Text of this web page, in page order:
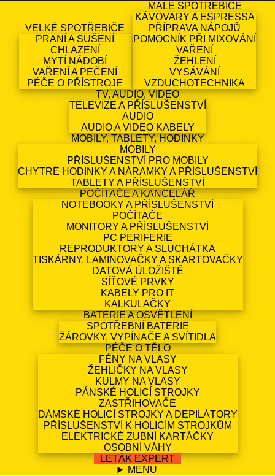
VELKÉ SPOTŘEBIČE
PRANÍ A SUŠENÍ
CHLAZENÍ
MYTÍ NÁDOBÍ
VAŘENÍ A PEČENÍ
PÉČE O PŘÍSTROJE
MALÉ SPOTŘEBIČE
KÁVOVARY A ESPRESSA
PŘÍPRAVA NÁPOJŮ
POMOCNÍK PŘI MIXOVÁNÍ
VAŘENÍ
ŽEHLENÍ
VYSÁVÁNÍ
VZDUCHOTECHNIKA
TV, AUDIO, VIDEO
TELEVIZE A PŘÍSLUŠENSTVÍ
AUDIO
AUDIO A VIDEO KABELY
MOBILY, TABLETY, HODINKY
MOBILY
PŘÍSLUŠENSTVÍ PRO MOBILY
CHYTRÉ HODINKY A NÁRAMKY A PŘÍSLUŠENSTVÍ
TABLETY A PŘÍSLUŠENSTVÍ
POČÍTAČE A KANCELÁŘ
NOTEBOOKY A PŘÍSLUŠENSTVÍ
POČÍTAČE
MONITORY A PŘÍSLUŠENSTVÍ
PC PERIFERIE
REPRODUKTORY A SLUCHÁTKA
TISKÁRNY, LAMINOVAČKY A SKARTOVAČKY
DATOVÁ ÚLOŽIŠTĚ
SÍŤOVÉ PRVKY
KABELY PRO IT
KALKULAČKY
BATERIE A OSVĚTLENÍ
SPOTŘEBNÍ BATERIE
ŽÁROVKY, VYPÍNAČE A SVÍTIDLA
PÉČE O TĚLO
FÉNY NA VLASY
ŽEHLIČKY NA VLASY
KULMY NA VLASY
PÁNSKÉ HOLICÍ STROJKY
ZASTŘIHOVAČE
DÁMSKÉ HOLICÍ STROJKY A DEPILÁTORY
PŘÍSLUŠENSTVÍ K HOLICÍM STROJKŮM
ELEKTRICKÉ ZUBNÍ KARTÁČKY
OSOBNÍ VÁHY
LETÁK EXPERT
MENU